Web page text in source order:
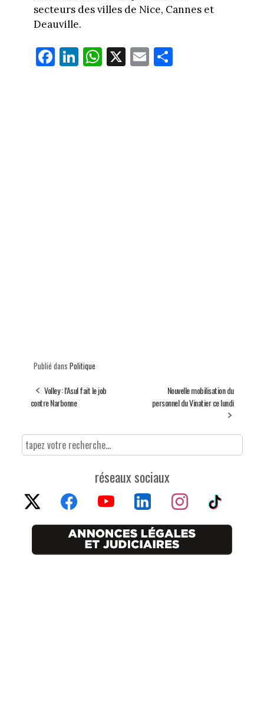
secteurs des villes de Nice, Cannes et
Deauville.
Fa
ce
Li
nk
W
ha
X E
m
Pa
Publié dans Politique
Volley : l’Asul fait le job
contre Narbonne
Nouvelle mobilisation du
personnel du Vinatier ce lundi
réseaux sociaux